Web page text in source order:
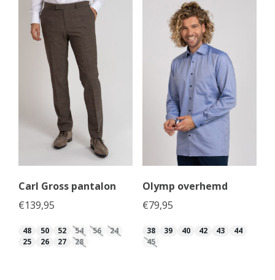
Carl Gross pantalon
€139,95
48 50 52 54 56
24
25
26 27 28
Olymp overhemd
€79,95
38 39 40 42 43
44
45